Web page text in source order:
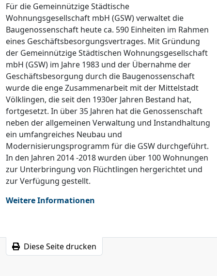
Für die Gemeinnützige Städtische
Wohnungsgesellschaft mbH (GSW) verwaltet die
Baugenossenschaft heute ca. 590 Einheiten im Rahmen
eines Geschäftsbesorgungsvertrages. Mit Gründung
der Gemeinnützige Städtischen Wohnungsgesellschaft
mbH (GSW) im Jahre 1983 und der Übernahme der
Geschäftsbesorgung durch die Baugenossenschaft
wurde die enge Zusammenarbeit mit der Mittelstadt
Völklingen, die seit den 1930er Jahren Bestand hat,
fortgesetzt. In über 35 Jahren hat die Genossenschaft
neben der allgemeinen Verwaltung und Instandhaltung
ein umfangreiches Neubau und
Modernisierungsprogramm für die GSW durchgeführt.
In den Jahren 2014 -2018 wurden über 100 Wohnungen
zur Unterbringung von Flüchtlingen hergerichtet und
zur Verfügung gestellt.
Weitere Informationen
Diese Seite drucken